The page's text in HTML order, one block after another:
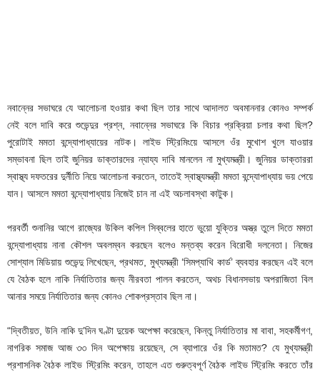
নবান্নের সভাঘরে যে আলোচনা হওয়ার কথা ছিল তার সাথে আদালত অবমাননার কোনও সম্পর্ক
নেই বলে দাবি করে শুভেন্দুর প্রশ্ন, নবান্নের সভাঘরে কি বিচার প্রক্রিয়া চলার কথা ছিল?
পুরোটাই মমতা বন্দ্যোপাধ্যায়ের নাটক। লাইভ স্ট্রিমিংয়ে আসলে ওঁর মুখোশ খুলে যাওয়ার
সম্ভাবনা ছিল তাই জুনিয়র ডাক্তারদের ন্যায্য দাবি মানলেন না মুখ্যমন্ত্রী। জুনিয়র ডাক্তাররা
স্বাস্থ্য দফতরের দুর্নীতি নিয়ে আলোচনা করতেন, তাতেই স্বাস্থ্যমন্ত্রী মমতা বন্দ্যোপাধ্যায় ভয় পেয়ে
যান। আসলে মমতা বন্দ্যোপাধ্যায় নিজেই চান না এই অচলাবস্থা কাটুক।
পরবর্তী শুনানির আগে রাজ্যের উকিল কপিল সিব্বলের হাতে ভুয়ো যুক্তির অস্ত্র তুলে দিতে মমতা
বন্দ্যোপাধ্যায় নানা কৌশল অবলম্বন করছেন বলেও মন্তব্য করেন বিরোধী দলনেতা। নিজের
সোশ্যাল মিডিয়ায় শুভেন্দু লিখেছেন, প্রথমত, মুখ্যমন্ত্রী ‘সিমপ্যাথি কার্ড’ ব্যবহার করছেন এই বলে
যে বৈঠক হলে নাকি নির্যাতিতার জন্য নীরবতা পালন করতেন, অথচ বিধানসভায় অপরাজিতা বিল
আনার সময়ে নির্যাতিতার জন্য কোনও শোকপ্রস্তাব ছিল না।
“দ্বিতীয়ত, উনি নাকি দু’দিন ঘণ্টা দুয়েক অপেক্ষা করেছেন, কিন্তু নির্যাতিতার মা বাবা, সহকর্মীগণ,
নাগরিক সমাজ আজ ৩৩ দিন অপেক্ষায় রয়েছেন, সে ব্যাপারে ওঁর কি মতামত? যে মুখ্যমন্ত্রী
প্রশাসনিক বৈঠক লাইভ স্ট্রিমিং করেন, তাহলে এত গুরুত্বপূর্ণ বৈঠক লাইভ স্ট্রিমিং করতে তাঁর